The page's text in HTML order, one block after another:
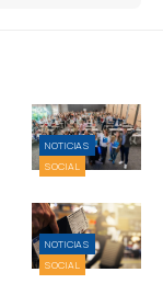
NOTICIAS
SOCIAL
NOTICIAS
SOCIAL